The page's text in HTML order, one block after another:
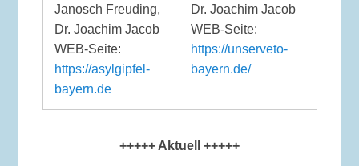
Janosch Freuding,
Dr. Joachim Jacob
WEB-Seite:
https://asylgipfel-
bayern.de
Dr. Joachim Jacob
WEB-Seite:
https://unserveto-
bayern.de/
+++++ Aktuell +++++